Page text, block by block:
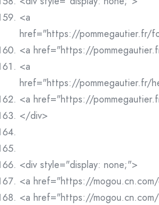
<a
href="https://
<a href="https://
<a
href="https://pommegautier.fr/
<a href="https://
</div>
<div style="display: none;">
<a href="https://
<a href="https://